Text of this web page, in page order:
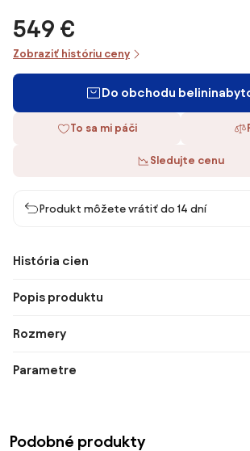
549 €
Zobraziť históriu ceny
Do obchodu
To sa mi páči
Sledujte cenu
Produkt môžete vrátiť do 14 dní
História cien
Popis produktu
Rozmery
Parametre
Podobné produkty